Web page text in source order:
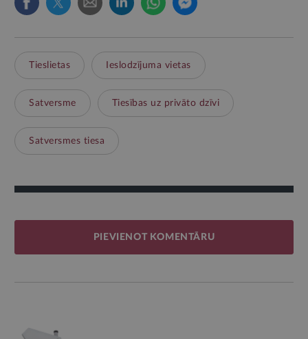
Tieslietas Ieslodzījuma vietas
Satversme Tiesības uz privāto dzīvi
Satversmes tiesa
PIEVIENOT KOMENTĀRU